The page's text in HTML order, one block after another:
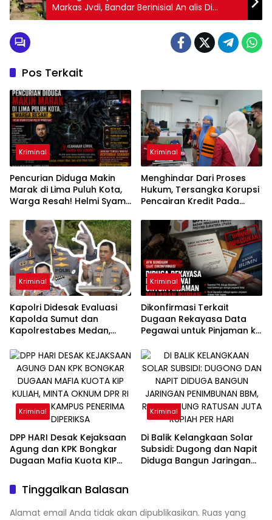
Markas Jvdi, Bandar Berinisial An alis Di
Diduga Kebal Hukum
Pos Terkait
Kriminal
Pencurian Diduga Makin
Marak di Lima Puluh Kota,
Warga Resah! Helmi Syam
Kriminal
Menghindar Dari Proses
Hukum, Tersangka Korupsi
Pencairan Kredit Pada
Hasmina Ditangkap Oleh
Tim Intelijen Kejati Sumut Di
Jakarta
Kriminal
Kapolri Didesak Evaluasi
Kapolda Sumut dan
Kapolrestabes Medan,
Menindak Tegas Gudang
Solar Subsidi Napit dan
Dugong
Kriminal
Dikonfirmasi Terkait
Dugaan Rekayasa Data
Pegawai untuk Pinjaman ke
“AFN” Bungkam
Kriminal
DPP HARI Desak Kejaksaan
Agung dan KPK Bongkar
Dugaan Mafia Kuota KIP
hingga Kampus Penerima
Diperiksa
Kriminal
Di Balik Kelangkaan Solar
Subsidi: Dugong dan Napit
Diduga Bangun Jaringan
Tinggalkan Balasan
Alamat email Anda tidak akan dipublikasikan. Ruas yang